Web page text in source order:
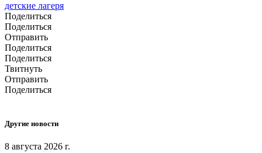
детские лагеря
Поделиться
Поделиться
Отправить
Поделиться
Поделиться
Твитнуть
Отправить
Поделиться
Другие новости
8 августа 2026 г.